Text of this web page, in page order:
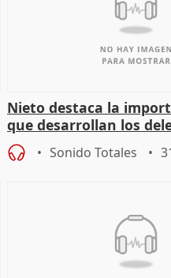
Nieto destaca la
que desarrollan los
territoriales de la Junta
Sonido Totales